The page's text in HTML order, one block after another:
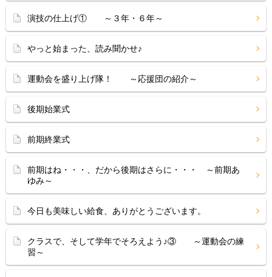
演技の仕上げ① ～３年・６年～
やっと始まった、読み聞かせ♪
運動会を盛り上げ隊！ ～応援団の紹介～
後期始業式
前期終業式
前期はね・・・、だから後期はさらに・・・ ～前期あ
ゆみ～
今日も美味しい給食、ありがとうございます。
クラスで、そして学年でそろえよう♪③ ～運動会の練
習～